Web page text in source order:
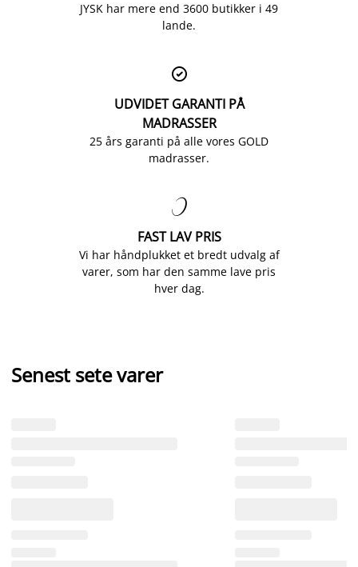
JYSK har mere end 3600 butikker i 49
lande.

UDVIDET GARANTI PÅ
MADRASSER
25 års garanti på alle vores GOLD
madrasser.

FAST LAV PRIS
Vi har håndplukket et bredt udvalg af
varer, som har den samme lave pris
hver dag.
Senest sete varer